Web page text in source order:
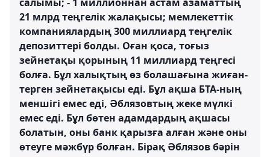
21 млрд теңгелік жалақысы; мемлекеттік
компаниялардың 300 миллиард теңгелік
депозиттері болды. Оған қоса, тоғыз
зейнетақы қорының 11 миллиард теңгесі
болға. Бұл халықтың өз болашағына жиған-
терген зейнетақысы еді. Бұл ақша БТА-ның
меншігі емес еді, Әблязовтың жеке мүлкі
емес еді. Бұл бөтен адамдардың ақшасы
болатын, оны банк қарызға алған және оны
өтеуге мәжбүр болған. Бірақ Әблязов бәрін